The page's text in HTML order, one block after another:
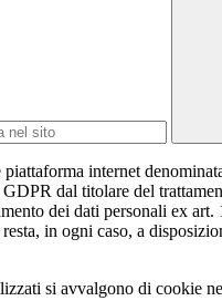
piattaforma internet
GDPR dal titolare del
dei dati personali ex
in ogni caso, a
si avvalgono di cookie